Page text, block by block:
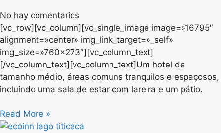
No hay comentarios
[vc_row][vc_column][vc_single_image image=»16795″
alignment=»center» img_link_target=»_self»
img_size=»760×273″][vc_column_text]
[/vc_column_text][vc_column_text]Um hotel de
tamanho médio, áreas comuns tranquilos e espaçosos,
incluindo uma sala de estar com lareira e um pátio.
Read More »